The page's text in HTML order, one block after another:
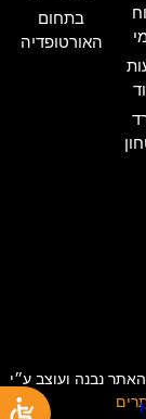
בתחום
האורטופדיה